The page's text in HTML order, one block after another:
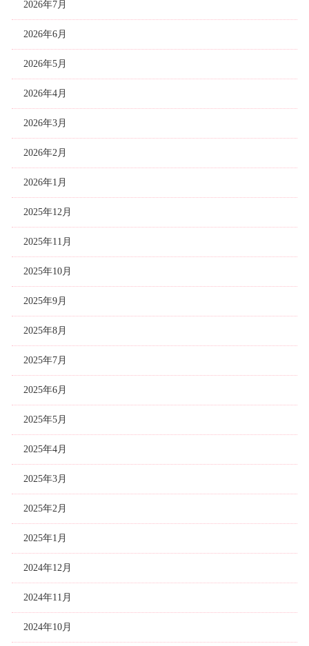
2026年7月
2026年6月
2026年5月
2026年4月
2026年3月
2026年2月
2026年1月
2025年12月
2025年11月
2025年10月
2025年9月
2025年8月
2025年7月
2025年6月
2025年5月
2025年4月
2025年3月
2025年2月
2025年1月
2024年12月
2024年11月
2024年10月